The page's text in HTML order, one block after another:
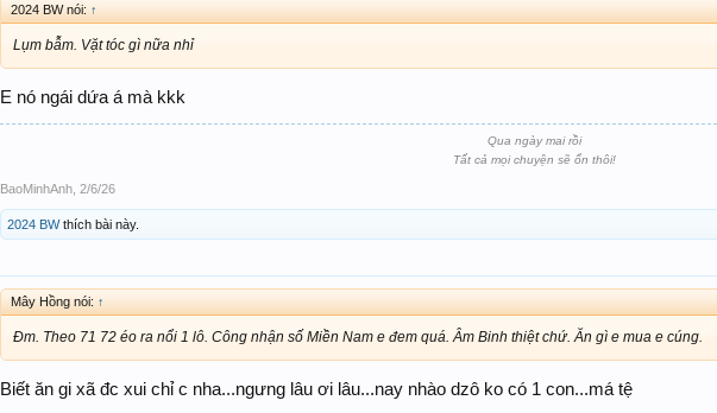
2024 BW nói: ↑
Lụm bẫm. Vặt tóc gì nữa nhỉ
E nó ngái dứa á mà kkk
Qua ngày mai rồi
Tất cả mọi chuyện sẽ ổn thôi!
BaoMinhAnh 2/6/26
2024 BWthích bài này.
Mây Hồng nói: ↑
Đm. Theo 71 72 éo ra nổi 1 lô. Công nhận số Miền Nam e đem quá. Âm Binh thiệt chứ. Ăn gì e mua e cúng.
Biết ăn gi xã đc xui chỉ c nha...ngưng lâu ơi lâu...nay nhào dzô ko có 1 con...má tệ